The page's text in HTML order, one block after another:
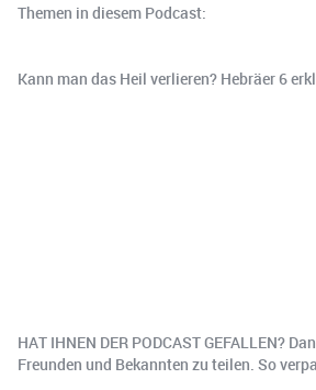
Themen in diesem Podcast:
Kann man das Heil verlieren? Hebräer 6
HAT IHNEN DER PODCAST GEFALLEN?
Freunden und Bekannten zu teilen. So